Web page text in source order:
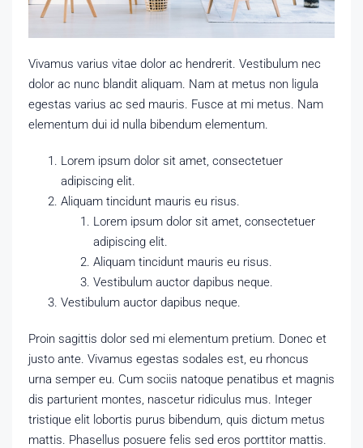
Vivamus varius vitae dolor ac hendrerit. Vestibulum nec
dolor ac nunc blandit aliquam. Nam at metus non ligula
egestas varius ac sed mauris. Fusce at mi metus. Nam
elementum dui id nulla bibendum elementum.
Lorem ipsum dolor sit amet, consectetuer
adipiscing elit.
Aliquam tincidunt mauris eu risus.
Lorem ipsum dolor sit amet, consectetuer
adipiscing elit.
Aliquam tincidunt mauris eu risus.
Vestibulum auctor dapibus neque.
Vestibulum auctor dapibus neque.
Proin sagittis dolor sed mi elementum pretium. Donec et
justo ante. Vivamus egestas sodales est, eu rhoncus
urna semper eu. Cum sociis natoque penatibus et magnis
dis parturient montes, nascetur ridiculus mus. Integer
tristique elit lobortis purus bibendum, quis dictum metus
mattis. Phasellus posuere felis sed eros porttitor mattis.